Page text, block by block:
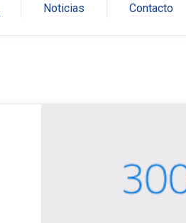
Noticias Contacto